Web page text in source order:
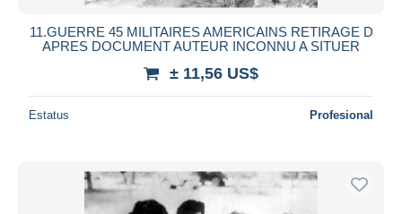
11.GUERRE 45 MILITAIRES AMERICAINS RETIRAGE D
APRES DOCUMENT AUTEUR INCONNU A SITUER
± 11,56 US$
Estatus Profesional